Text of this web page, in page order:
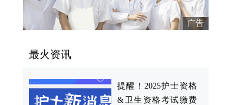
最火资讯
提醒！2025护士资格
&卫生资格考试缴费